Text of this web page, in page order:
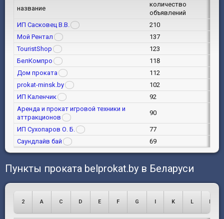
название
количество
объявлений
ИП Сасковец В.В.
210
Мой Рентал
137
TouristShop
123
БелКомпро
118
Дом проката
112
prokat-minsk.by
102
ИП Каленчик
92
Аренда и прокат игровой техники и
аттракционов
90
ИП Сухопаров О. Б.
77
Саундлайв бай
69
Пункты проката belprokat.by в Беларуси
2 A C D E F G I K L M